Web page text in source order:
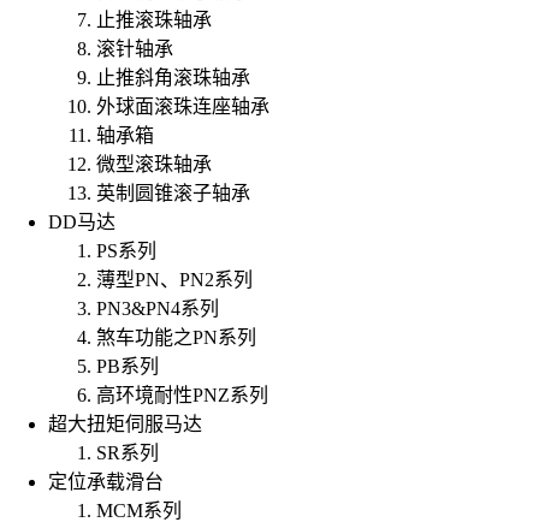
止推滚珠轴承
滚针轴承
止推斜角滚珠轴承
外球面滚珠连座轴承
轴承箱
微型滚珠轴承
英制圆锥滚子轴承
DD马达
PS系列
薄型PN、PN2系列
PN3&PN4系列
煞车功能之PN系列
PB系列
高环境耐性PNZ系列
超大扭矩伺服马达
SR系列
定位承载滑台
MCM系列